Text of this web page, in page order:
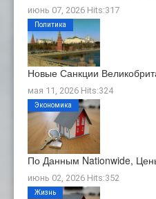
июнь 07, 2026 Hits:317
Новые Санкции
мая 11, 2026 Hits:324
Политика
По Данным Nationwide,
июнь 02, 2026 Hits:352
Экономика
Жизнь